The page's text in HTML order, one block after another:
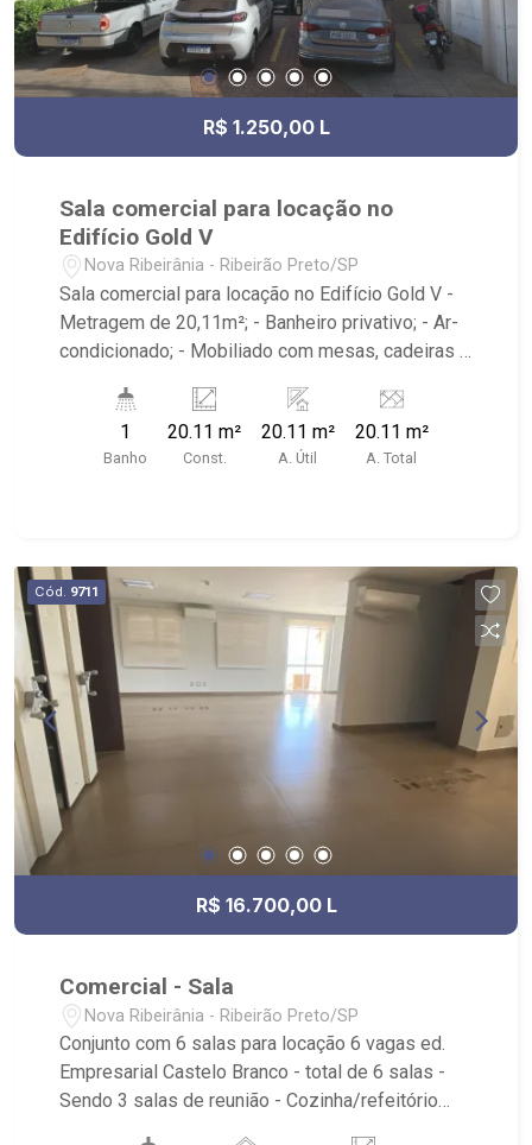
R$ 1.250,00 L
Sala comercial para locação no
Edifício Gold V
Nova Ribeirânia - Ribeirão Preto/SP
Sala comercial para locação no Edifício Gold V -
Metragem de 20,11m²; - Banheiro privativo; - Ar-
condicionado; - Mobiliado com mesas, cadeiras e
localizado ao lado do Fórum, próximo a UNAERP
e Avenidas Presidente Castelo Branco e
Presidente Kennedy.
1
Banho
20.11 m²
Const.
20.11 m²
A. Útil
20.11 m²
A. Total
Cód. 9711
R$ 16.700,00 L
Comercial - Sala
Nova Ribeirânia - Ribeirão Preto/SP
Conjunto com 6 salas para locação 6 vagas ed.
Empresarial Castelo Branco - total de 6 salas -
Sendo 3 salas de reunião - Cozinha/refeitório